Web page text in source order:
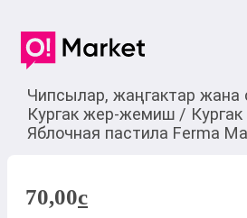
Чипсылар, жаңгактар жана
Кургак жер-жемиш /
Яблочная пастила Ferma
70,00c